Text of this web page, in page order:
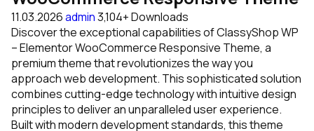
11.03.2026admin3,104+ Downloads
Discover the exceptional capabilities of ClassyShop WP
– Elementor WooCommerce Responsive Theme, a
premium theme that revolutionizes the way you
approach web development. This sophisticated solution
combines cutting-edge technology with intuitive design
principles to deliver an unparalleled user experience.
Built with modern development standards, this theme